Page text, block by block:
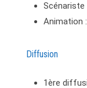
Scénariste
Animation
Diffusion
1ère